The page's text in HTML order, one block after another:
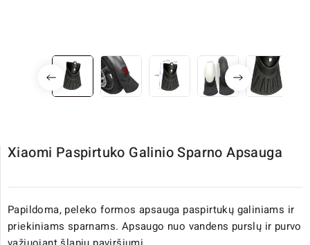
Xiaomi Paspirtuko Galinio Sparno Apsauga
Papildoma, peleko formos apsauga paspirtukų galiniams ir
priekiniams sparnams. Apsaugo nuo vandens purslų ir purvo